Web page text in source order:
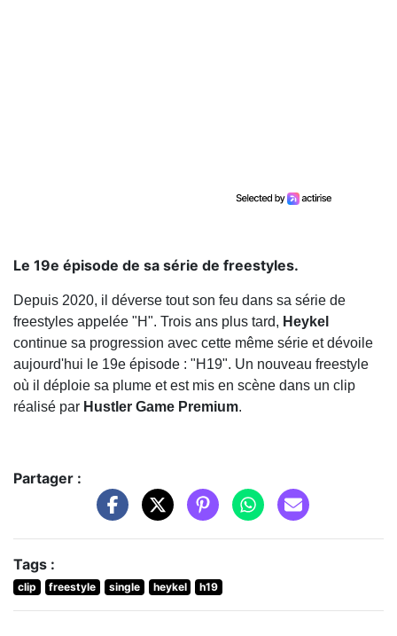
Le 19e épisode de sa série de freestyles.
Depuis 2020, il déverse tout son feu dans sa série de
freestyles appelée "H". Trois ans plus tard, Heykel
continue sa progression avec cette même série et dévoile
aujourd'hui le 19e épisode : "H19". Un nouveau freestyle
où il déploie sa plume et est mis en scène dans un clip
réalisé par Hustler Game Premium.
Partager :
Tags :
clip freestyle single heykel h19